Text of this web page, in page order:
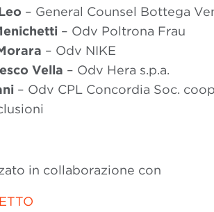
– General Counsel Bottega
– Odv Poltrona Frau
– Odv NIKE
Vella – Odv Hera s.p.a.
– Odv CPL Concordia Soc.
in collaborazione con